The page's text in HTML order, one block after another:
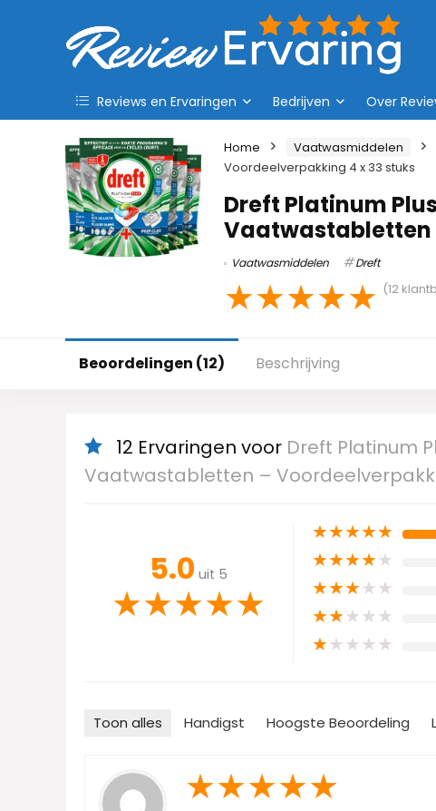
Reviews en Ervaringen Bedrijven Over
Home Vaatwasmiddelen
Voordeelverpakking 4 x 33 stuks
Dreft Platinum
Vaatwastabletten
Vaatwasmiddelen Dreft
★★★★★ (12
Beoordelingen (12) Beschrijving
12 Ervaringen voor Dreft Platinum
Vaatwastabletten –
5.0 uit 5
★★★★★
★★★★★
★★★★★
★★★★★
★★★★★
★★★★★
Toon alles Handigst Hoogste Beoordeling
★★★★★